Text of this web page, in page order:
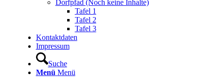
Dorfpfad (Noch keine Inhalte)
Tafel 1
Tafel 2
Tafel 3
Kontaktdaten
Impressum
Suche
Menü Menü